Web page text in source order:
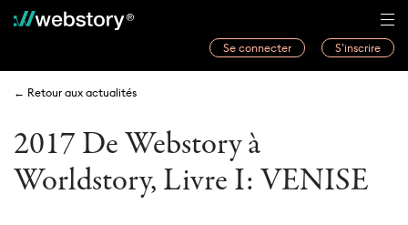
Se connecter S’inscrire
Concours
Actualités
← Retour aux actualités
2017 De Webstory à
Worldstory, Livre I: VENISE